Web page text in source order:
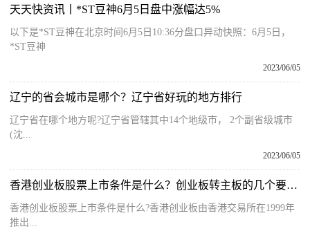
天天快资讯丨*ST豆神6月5日盘中涨幅达5%
以下是*ST豆神在北京时间6月5日10:36分盘口异动快照：6月5日，
*ST豆神
2023/06/05
辽宁的省会城市是哪个？辽宁省好玩的地方排行
辽宁省在哪个地方呢?辽宁省管辖其中14个地级市， 2个副省级城市
(沈...
2023/06/05
香港创业板股票上市条件是什么？创业板转主板的几个要求？
香港创业板股票上市条件是什么?香港创业板由香港交易所在1999年
推出...